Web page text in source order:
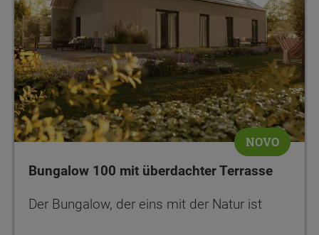
NOVO
Bungalow 100 mit überdachter Terrasse
Der Bungalow, der eins mit der Natur ist